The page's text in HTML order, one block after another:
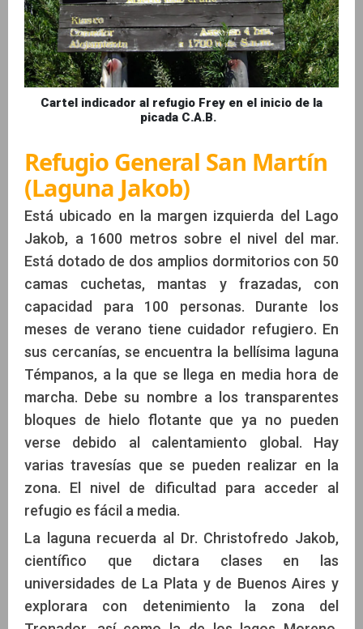
Cartel indicador al refugio Frey en el inicio de la
picada C.A.B.
Refugio General San Martín
(Laguna Jakob)
Está ubicado en la margen izquierda del Lago
Jakob, a 1600 metros sobre el nivel del mar.
Está dotado de dos amplios dormitorios con 50
camas cuchetas, mantas y frazadas, con
capacidad para 100 personas. Durante los
meses de verano tiene cuidador refugiero. En
sus cercanías, se encuentra la bellísima laguna
Témpanos, a la que se llega en media hora de
marcha. Debe su nombre a los transparentes
bloques de hielo flotante que ya no pueden
verse debido al calentamiento global. Hay
varias travesías que se pueden realizar en la
zona. El nivel de dificultad para acceder al
refugio es fácil a media.
La laguna recuerda al Dr. Christofredo Jakob,
científico que dictara clases en las
universidades de La Plata y de Buenos Aires y
explorara con detenimiento la zona del